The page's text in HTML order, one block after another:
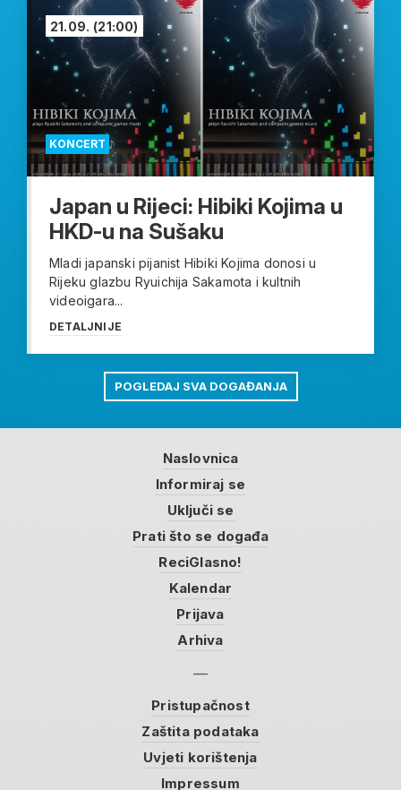
KONCERT
21.09. (21:00)
Japan u Rijeci: Hibiki Kojima u
HKD-u na Sušaku
Mladi japanski pijanist Hibiki Kojima donosi u
Rijeku glazbu Ryuichija Sakamota i kultnih
videoigara...
DETALJNIJE
POGLEDAJ SVA DOGAĐANJA
Naslovnica
Informiraj se
Uključi se
Prati što se događa
ReciGlasno!
Kalendar
Prijava
Arhiva
Pristupačnost
Zaštita podataka
Uvjeti korištenja
Impressum